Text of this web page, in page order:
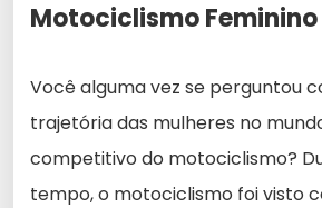
Motociclismo Feminino
Você alguma vez se perguntou
trajetória das mulheres no
competitivo do motociclismo?
tempo, o motociclismo foi visto